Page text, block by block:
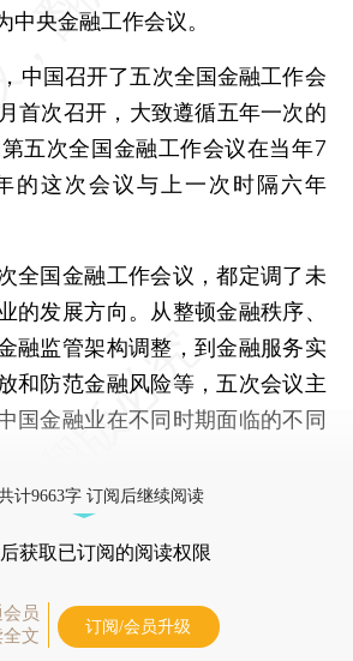
中央金融工作会议。
国召开了五次全国金融工作会
首次召开，大致遵循五年一次的
五次全国金融工作会议在当年7
的这次会议与上一次时隔六年
国金融工作会议，都定调了未
的发展方向。从整顿金融秩序、
融监管架构调整，到金融服务实
和防范金融风险等，五次会议主
国金融业在不同时期面临的不同
计9663字 订阅后继续阅读
后获取已订阅的阅读权限
员
文
订阅/会员升级